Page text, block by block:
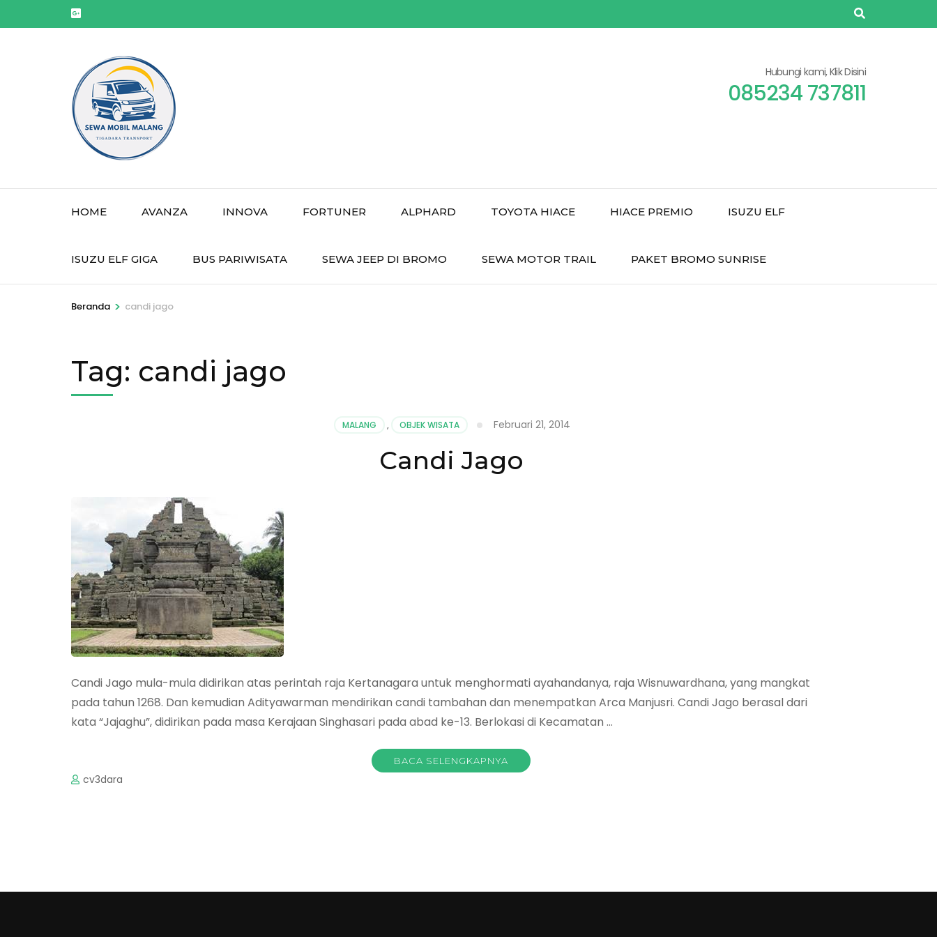
ke
Hubungi kami, Klik Disini
085234 737811
HOME AVANZA INNOVA FORTUNER ALPHARD TOYOTA HIACE HIACE PREMIO ISUZU ELF
ISUZU ELF GIGA BUS PARIWISATA SEWA JEEP DI BROMO SEWA MOTOR TRAIL PAKET BROMO SUNRISE
Beranda > candi jago
Tag: candi jago
MALANG , OBJEK WISATA Februari 21, 2014
Candi Jago
Candi Jago mula-mula didirikan atas perintah raja Kertanagara untuk menghormati ayahandanya, raja Wisnuwardhana, yang mangkat
pada tahun 1268. Dan kemudian Adityawarman mendirikan candi tambahan dan menempatkan Arca Manjusri. Candi Jago berasal dari
kata “Jajaghu”, didirikan pada masa Kerajaan Singhasari pada abad ke-13. Berlokasi di Kecamatan …
BACA SELENGKAPNYA
cv3dara